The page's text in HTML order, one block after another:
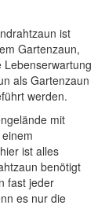
ist
Gartenzaun,
als Gartenzaun
werden.
mit
ist alles
benötigt
fast jeder
es nur die